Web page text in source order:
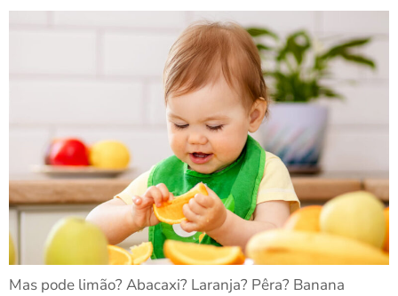
Mas pode limão? Abacaxi? Laranja? Pêra? Banana